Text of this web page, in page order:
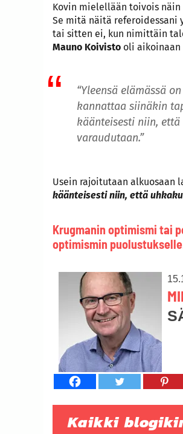
Kovin mielellään toivois näin
Se mitä näitä
tai sitten ei, kun nimittäin
Mauno Koivisto oli
“Yleensä elämässä on
kannattaa siinäkin
käänteisesti niin,
varaudutaan.”
Usein rajoitutaan alkuosaan
käänteisesti niin, että
Krugmanin optimismi tai
optimismin
Kaikki